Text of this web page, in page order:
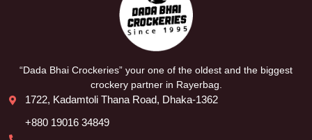
“Dada Bhai Crockeries” your one of the oldest and the biggest
crockery partner in Rayerbag.
1722, Kadamtoli Thana Road, Dhaka-1362
+880 19016 34849